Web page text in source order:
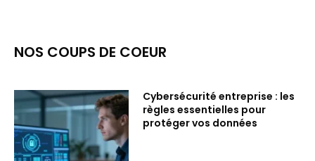
NOS COUPS DE COEUR
Cybersécurité entreprise : les
règles essentielles pour
protéger vos données